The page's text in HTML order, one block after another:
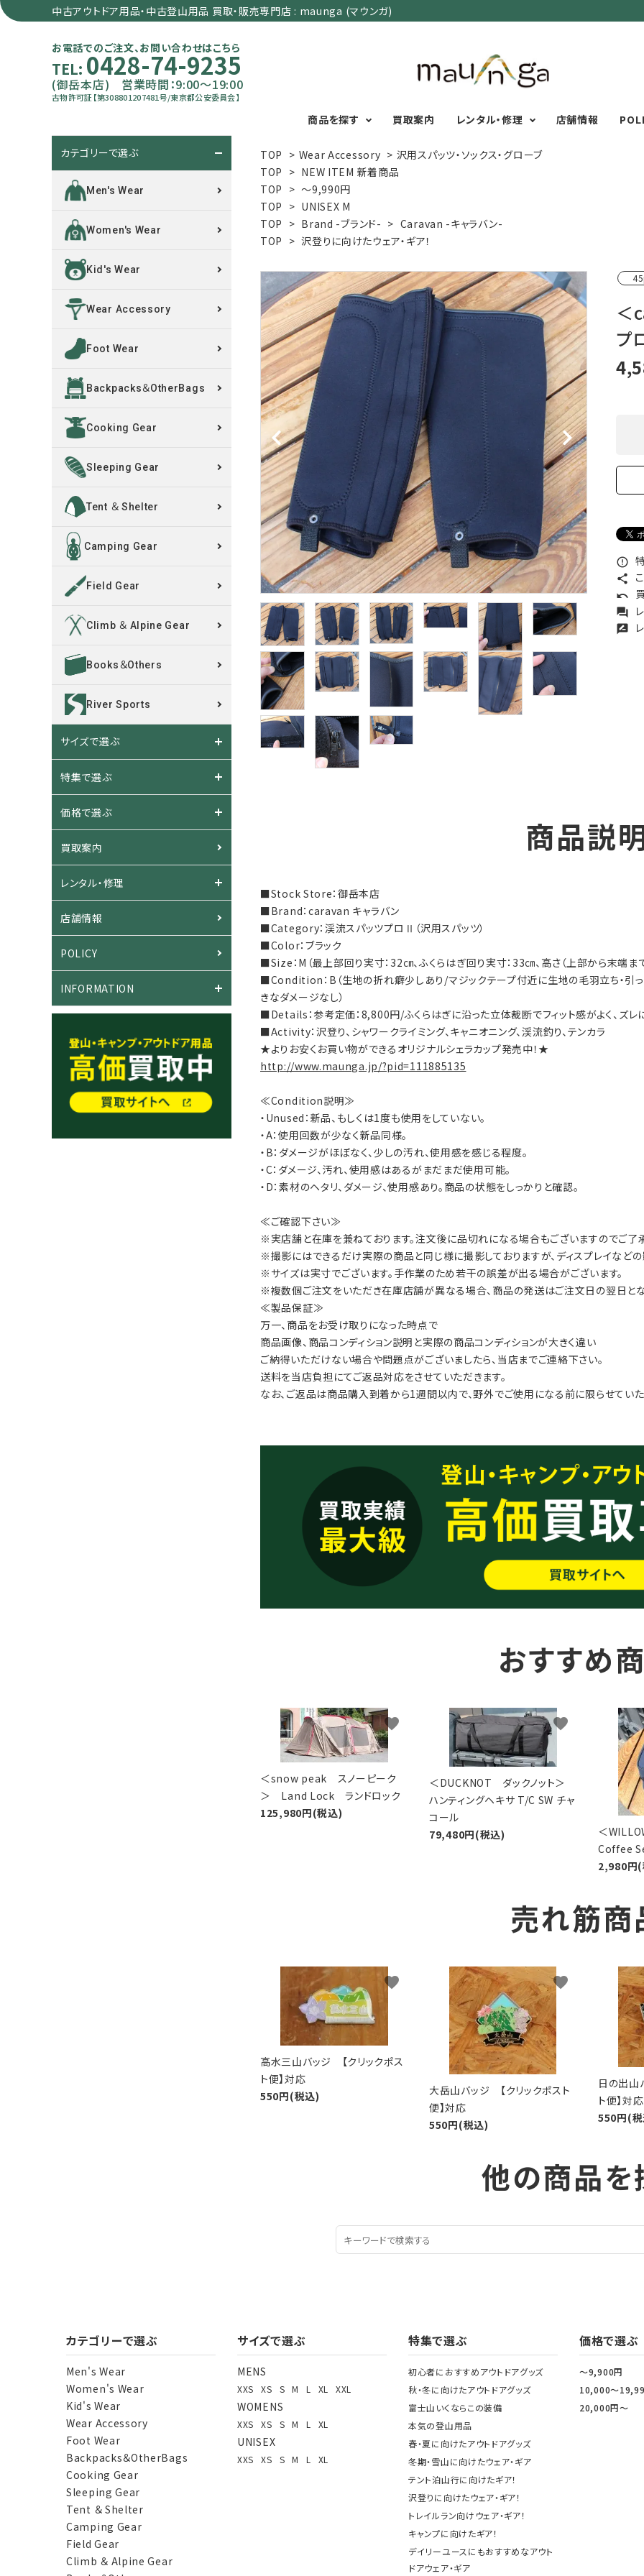
中古アウトドア用品・中古登山用品 買取・販売専門店 : maunga (マウンガ)
お電話でのご注文、お問い合わせはこちら
TEL: 0428-74-9235
(御岳本店) 営業時間：9:00～19:00
古物許可証【第308801207481号/東京都公安委員会】
商品を探す
カテゴリーで選ぶ
Men's Wear
Women's Wear
Wear Accessory
Foot Wear
Backpacks＆
OtherBags
Cooking Gear
Sleeping Gear
Tent ＆ Shelter
Camping Gear
Field Gear
Climb ＆ Alpine
Gear
Books＆Others
River Sports
MENS
WOMENS
XXSXSSMLXL
UNISEX
XXS
XS
ッズ
富士山いくならこの装備
本気の登山用品
春・夏に向けたアウト
ッズ
冬期・雪山に向けたウ
ギア
テント泊山行に向けたギ
ア！
沢登りに向けたウェア・
ア！
トレイルラン向けウェア
ア！
キャンプに向けたギア！
買取案内 レンタル・修理 店舗情報
レンタル・修理
INFORMATION
ACCOUNT MENU
ようこそ ゲスト 様
ログイン
TOP > Wear Accessory > 沢用スパッツ・ソックス・グローブ
TOP > NEW ITEM 新着商品
TOP > ～9,990円
TOP > UNISEX M
TOP > Brand -ブランド- > Caravan -キャラバン-
TOP > 沢登りに向けたウェア・ギア！
＜
プ
error_outline
share
undo
forum
rate_review
商品説明
■Stock Store：御岳本店
■Brand：caravan キャラバン
■Category：渓流スパッツプロⅡ（沢用スパッツ）
■Color：ブラック
■Size：M（最上部回り実寸：32㎝、ふくらはぎ回り実寸：33㎝、高さ（上部から末端ま
■Condition：B（生地の折れ癖少しあり/マジックテープ付近に生地の毛羽立ち・引
きなダメージなし）
■Details：参考定価：8,800円/ふくらはぎに沿った立体裁断でフィット感がよく、ズレ
■Activity：沢登り、シャワークライミング、キャニオニング、渓流釣り、テンカラ
★よりお安くお買い物ができるオリジナルシェラカップ発売中！★
http://www.maunga.jp/?pid=111885135
≪Condition説明≫
・Unused：新品、もしくは1度も使用をしていない。
・A：使用回数が少なく新品同様。
・B：ダメージがほぼなく、少しの汚れ、使用感を感じる程度。
・C：ダメージ、汚れ、使用感はあるがまだまだ使用可能。
・D：素材のヘタリ、ダメージ、使用感あり。商品の状態をしっかりと確認。
≪ご確認下さい≫
※実店舗と在庫を兼ねております。注文後に品切れになる場合もございますのでご了
※撮影にはできるだけ実際の商品と同じ様に撮影しておりますが、ディスプレイなど
※サイズは実寸でございます。手作業のため若干の誤差が出る場合がございます。
※複数個ご注文をいただき在庫店舗が異なる場合、商品の発送はご注文日の翌日とな
≪製品保証≫
万一、商品をお受け取りになった時点で
商品画像、商品コンディション説明と実際の商品コンディションが大きく違い
ご納得いただけない場合や問題点がございましたら、当店までご連絡下さい。
送料を当店負担にてご返品対応をさせていただきます。
なお、ご返品は商品購入到着から1週間以内で、野外でご使用になる前に限らせていた
おすすめ
＜snow peak スノーピーク
＞ Land Lock ランドロック
125,980円(税込)
favorite
＜DUCKNOT ダックノット＞
ハンティングヘキサ T/C SW チャ
コール
79,480円(税込)
favorite
＜
Coffee
2,980円(
売れ筋商
高水三山バッジ 【クリックポス
ト便】対応
550円(税込)
favorite
大岳山バッジ 【クリックポスト
便】対応
550円(税込)
favorite
日の出山
ト便】対応
550円(
他の商品を
カテゴリーで選ぶ
Men's Wear
Women's Wear
Kid's Wear
Wear Accessory
Foot Wear
Backpacks＆OtherBags
Cooking Gear
Sleeping Gear
Tent ＆ Shelter
Camping Gear
Field Gear
Climb ＆ Alpine Gear
Books＆Others
River Sports
サイズで選ぶ
特集で選ぶ
価格で選ぶ
買取案内
レンタル・修理
店舗情報
POLICY
INFORMATION
カテゴリーで選ぶ
Men's Wear
Women's Wear
Kid's Wear
Wear Accessory
Foot Wear
Backpacks＆OtherBags
Cooking Gear
Sleeping Gear
Tent ＆ Shelter
Camping Gear
Field Gear
Climb ＆ Alpine Gear
サイズで選ぶ
MENS
XXS XS S M L XL XXL
WOMENS
XXS XS S M L XL
UNISEX
XXS XS S M L XL
特集で選ぶ
初心者におすすめアウトドアグッズ
秋・冬に向けたアウトドアグッズ
富士山いくならこの装備
本気の登山用品
春・夏に向けたアウトドアグッズ
冬期・雪山に向けたウェア・ギア
テント泊山行に向けたギア！
沢登りに向けたウェア・ギア！
トレイルラン向けウェア・ギア！
キャンプに向けたギア！
デイリーユースにもおすすめなアウト
ドアウェア・ギア
価格で選ぶ
～9,900円
10,000～
20,000円～